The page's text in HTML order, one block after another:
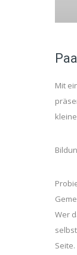
Mit
Wer